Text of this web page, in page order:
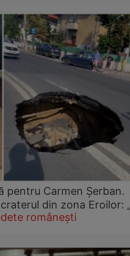
pentru Carmen Șerban.
din zona Eroilor:
românești